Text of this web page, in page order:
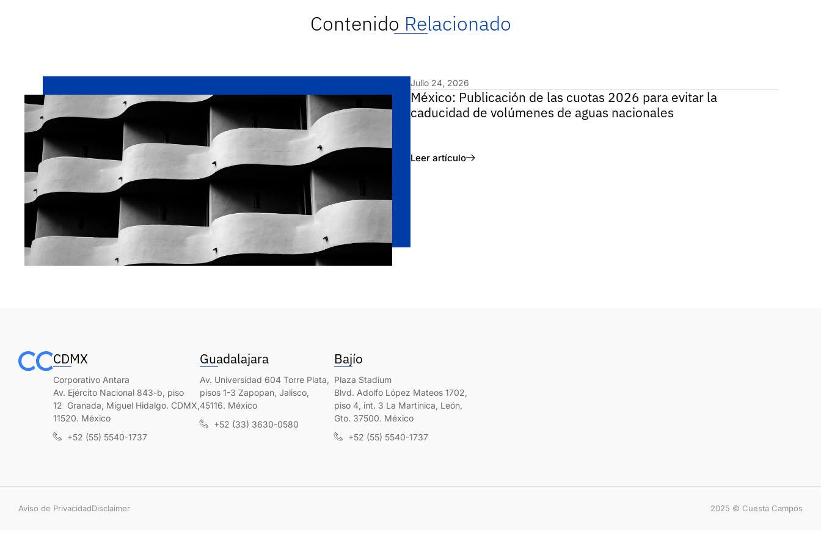
Contenido Relacionado
Julio 24, 2026
México: Publicación de las cuotas 2026 para evitar la
caducidad de volúmenes de aguas nacionales
Leer artículo
CDMX
Corporativo Antara
Av. Ejército Nacional 843-b, piso
12 Granada, Miguel Hidalgo. CDMX,
11520. México
+52 (55) 5540-1737
Guadalajara
Av. Universidad 604 Torre Plata,
pisos 1-3 Zapopan, Jalisco,
45116. México
+52 (33) 3630-0580
Bajío
Plaza Stadium
Blvd. Adolfo López Mateos 1702,
piso 4, int. 3 La Martinica, León,
Gto. 37500. México
+52 (55) 5540-1737
Aviso de PrivacidadDisclaimer 2025 © Cuesta Campos